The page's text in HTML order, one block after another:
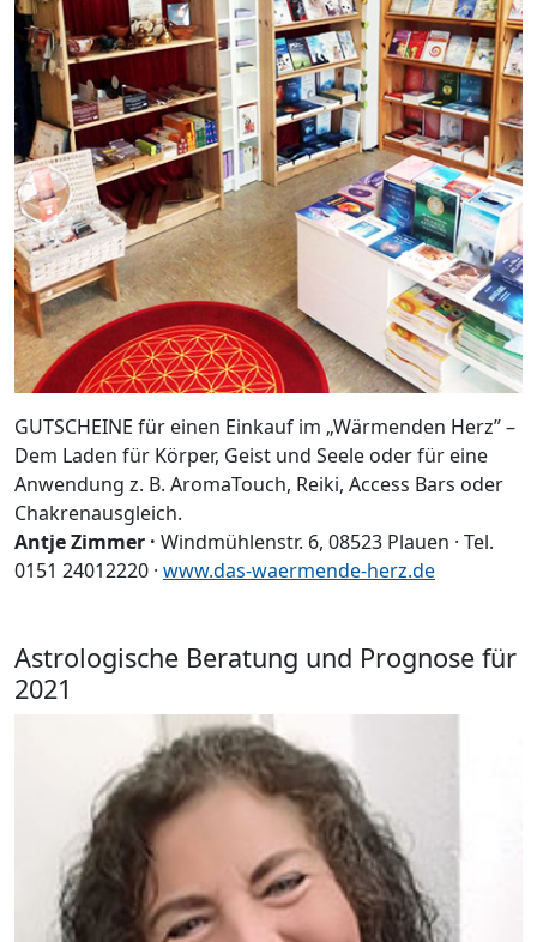
GUTSCHEINE für einen Einkauf im „Wärmenden Herz” –
Dem Laden für Körper, Geist und Seele oder für eine
Anwendung z. B. AromaTouch, Reiki, Access Bars oder
Chakrenausgleich.
Antje Zimmer · Windmühlenstr. 6, 08523 Plauen · Tel.
0151 24012220 · www.das-waermende-herz.de
Astrologische Beratung und Prognose für
2021